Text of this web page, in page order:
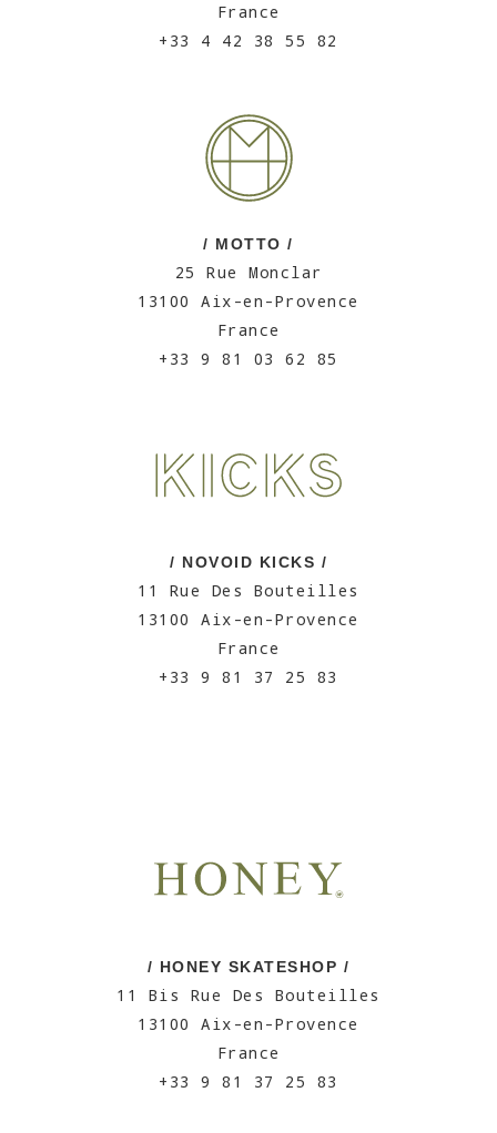
France
+33 4 42 38 55 82
/ MOTTO /
25 Rue Monclar
13100 Aix-en-Provence
France
+33 9 81 03 62 85
/ NOVOID KICKS /
11 Rue Des Bouteilles
13100 Aix-en-Provence
France
+33 9 81 37 25 83
/ HONEY SKATESHOP /
11 Bis Rue Des Bouteilles
13100 Aix-en-Provence
France
+33 9 81 37 25 83